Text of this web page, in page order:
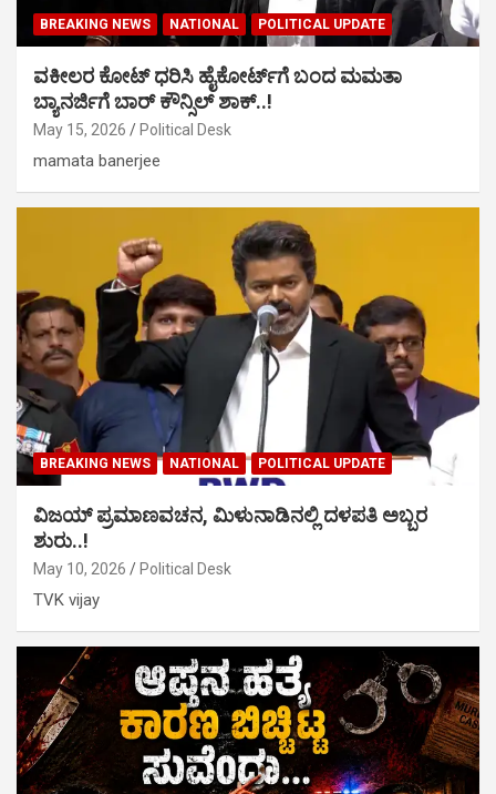
BREAKING NEWS NATIONAL POLITICAL UPDATE
ವಕೀಲರ ಕೋಟ್ ಧರಿಸಿ ಹೈಕೋರ್ಟ್​ಗೆ ಬಂದ ಮಮತಾ
ಬ್ಯಾನರ್ಜಿಗೆ ಬಾರ್ ಕೌನ್ಸಿಲ್ ಶಾಕ್..!
May 15, 2026 Political Desk
mamata banerjee
BREAKING NEWS NATIONAL POLITICAL UPDATE
ವಿಜಯ್ ಪ್ರಮಾಣವಚನ, ಮಿಳುನಾಡಿನಲ್ಲಿ ದಳಪತಿ ಅಬ್ಬರ
ಶುರು..!
May 10, 2026 Political Desk
TVK vijay